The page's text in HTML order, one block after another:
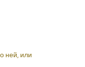
ней, или